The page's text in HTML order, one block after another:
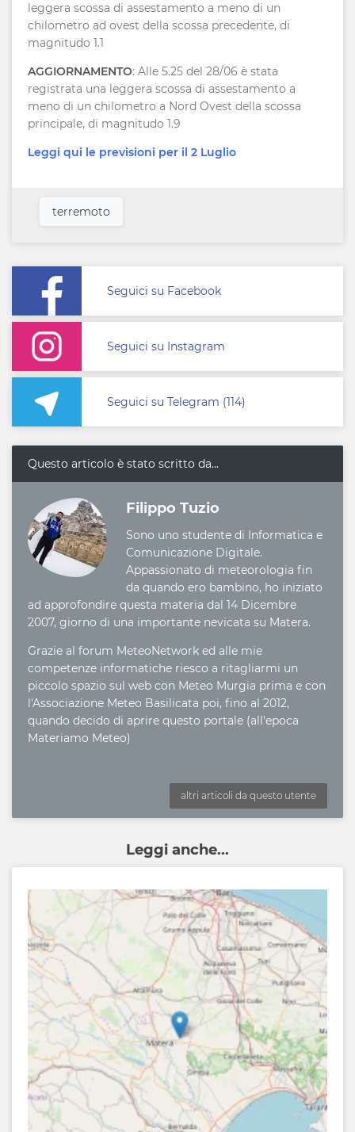
leggera scossa di assestamento a meno di un
chilometro ad ovest della scossa precedente, di
magnitudo 1.1
AGGIORNAMENTO: Alle 5.25 del 28/06 è stata
registrata una leggera scossa di assestamento a
meno di un chilometro a Nord Ovest della scossa
principale, di magnitudo 1.9
Leggi qui le previsioni per il 2 Luglio
terremoto
Seguici su Facebook
Seguici su Instagram
Seguici su Telegram (114)
Questo articolo è stato scritto da...
Filippo Tuzio
Sono uno studente di Informatica e
Comunicazione Digitale.
Appassionato di meteorologia fin
da quando ero bambino, ho iniziato
ad approfondire questa materia dal 14 Dicembre
2007, giorno di una importante nevicata su Matera.
Grazie al forum MeteoNetwork ed alle mie
competenze informatiche riesco a ritagliarmi un
piccolo spazio sul web con Meteo Murgia prima e con
l'Associazione Meteo Basilicata poi, fino al 2012,
quando decido di aprire questo portale (all'epoca
Materiamo Meteo)
altri articoli da questo utente
Leggi anche...